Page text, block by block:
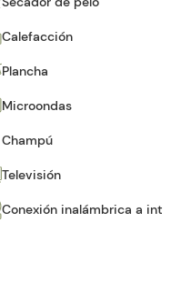
Calefacción
Plancha
Microondas
Champú
Televisión
Conexión inalámbrica a